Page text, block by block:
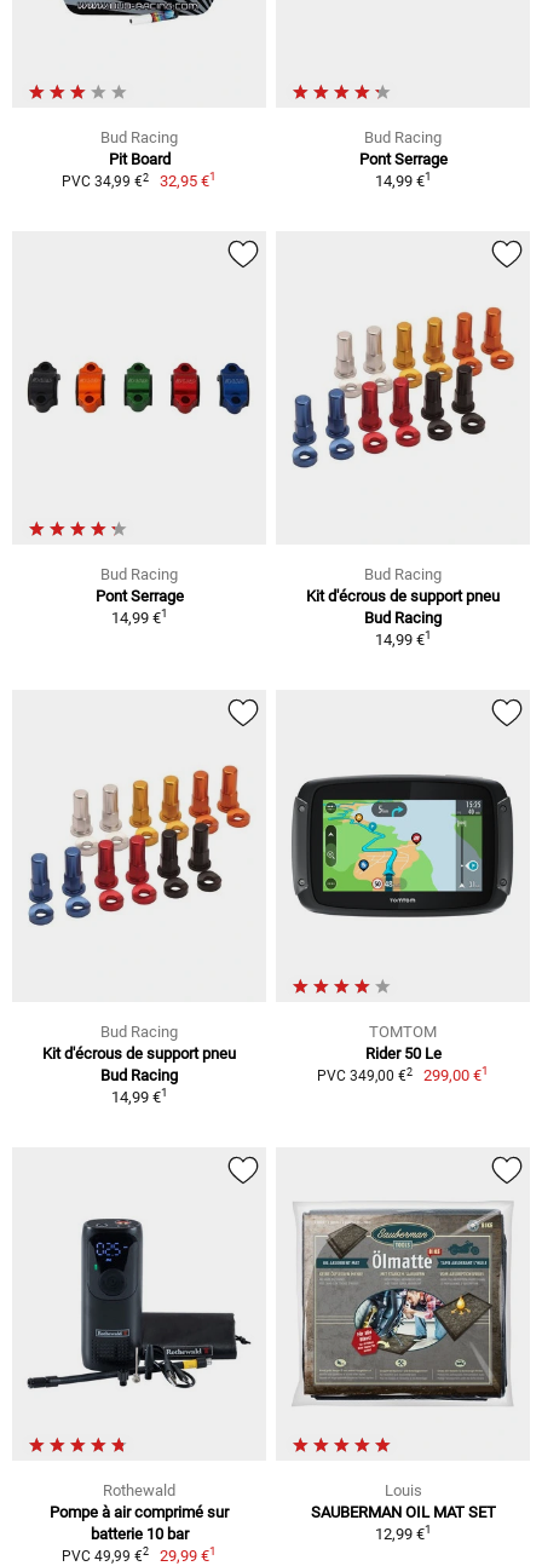
Bud Racing
Pit Board
PVC 34,99 €2 32,95 €1
Bud Racing
Pont Serrage
14,99 €1
Bud Racing
Pont Serrage
14,99 €1
Bud Racing
Kit d'écrous de support pneu
Bud Racing
14,99 €1
Bud Racing
Kit d'écrous de support pneu
Bud Racing
14,99 €1
TOMTOM
Rider 50 Le
PVC 349,00 €2 299,00 €1
Rothewald
Pompe à air comprimé sur
batterie 10 bar
PVC 49,99 €2 29,99 €1
Louis
SAUBERMAN OIL MAT SET
12,99 €1